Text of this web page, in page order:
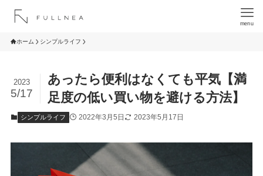
menu
ホーム シンプルライフ
あったら便利はなくても平気【満
足度の低い買い物を避ける方法】
2023
5/17
シンプルライフ 2022年3月5日 2023年5月17日